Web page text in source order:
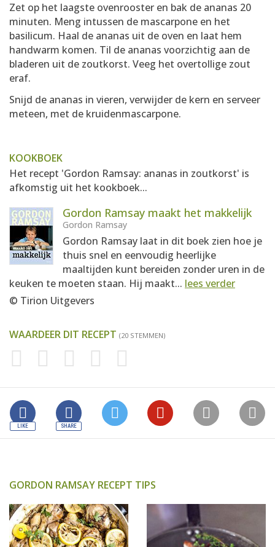
Zet op het laagste ovenrooster en bak de ananas 20
minuten. Meng intussen de mascarpone en het
basilicum. Haal de ananas uit de oven en laat hem
handwarm komen. Til de ananas voorzichtig aan de
bladeren uit de zoutkorst. Veeg het overtollige zout
eraf.
Snijd de ananas in vieren, verwijder de kern en serveer
meteen, met de kruidenmascarpone.
KOOKBOEK
Het recept 'Gordon Ramsay: ananas in zoutkorst' is
afkomstig uit het kookboek...
Gordon Ramsay maakt het makkelijk
Gordon Ramsay
Gordon Ramsay laat in dit boek zien hoe je
thuis snel en eenvoudig heerlijke
maaltijden kunt bereiden zonder uren in de
keuken te moeten staan. Hij maakt... lees verder
© Tirion Uitgevers
WAARDEER DIT RECEPT (20 STEMMEN)
GORDON RAMSAY RECEPT TIPS